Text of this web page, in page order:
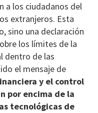
a los ciudadanos del
extranjeros. Esta
sino una declaración
los límites de la
dentro de las
el mensaje de
y el control
por encima de la
tecnológicas de